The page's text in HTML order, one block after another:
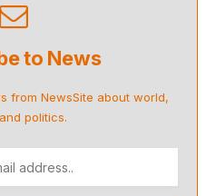
to News
from NewsSite about world,
politics.